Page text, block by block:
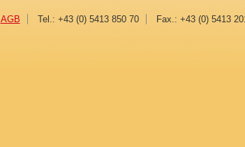
AGB Tel.: +43 (0) 5413 850 70 Fax.: +43 (0) 5413